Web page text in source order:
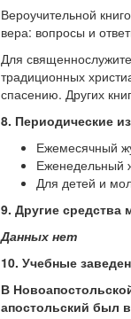
Вероучительной
вера: вопросы и
Для
традиционных
спасению. Других
8. Периодические
Ежемесячный
Еженедельный
Для детей и
9. Другие
Данных нет
10. Учебные
В
апостольский был